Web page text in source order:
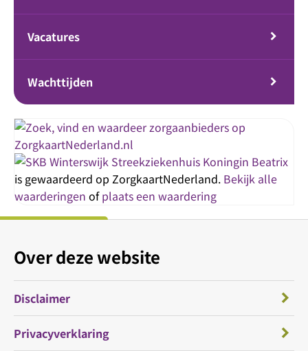
Vacatures
Wachttijden
Streekziekenhuis Koningin Beatrix
is gewaardeerd op ZorgkaartNederland. Bekijk alle
waarderingen ofplaats een waardering
Over deze website
Disclaimer
Privacyverklaring